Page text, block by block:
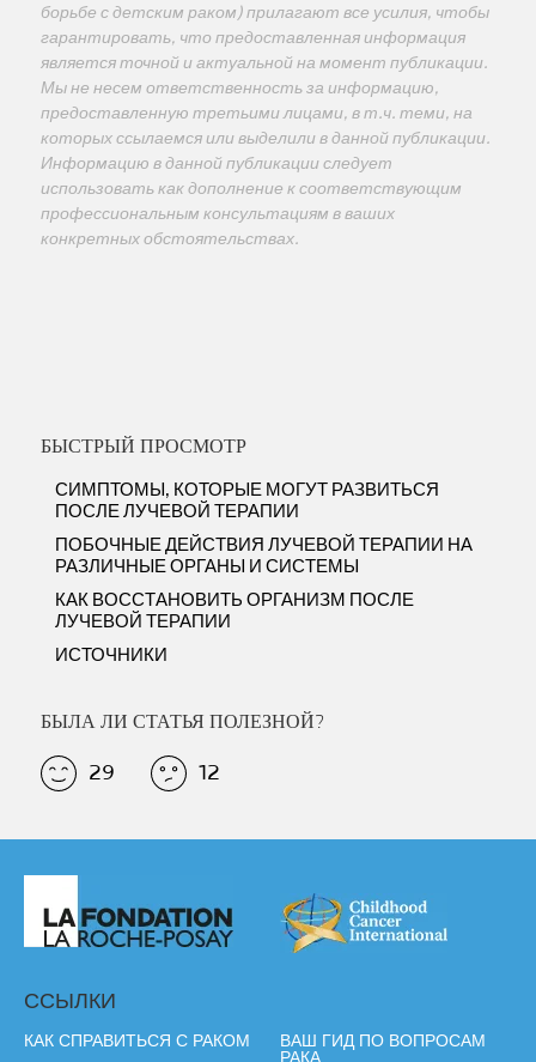
борьбе с детским раком) прилагают все усилия, чтобы
гарантировать, что предоставленная информация
является точной и актуальной на момент публикации.
Мы не несем ответственность за информацию,
предоставленную третьими лицами, в т.ч. теми, на
которых ссылаемся или выделили в данной публикации.
Информацию в данной публикации следует
использовать как дополнение к соответствующим
профессиональным консультациям в ваших
конкретных обстоятельствах.
БЫСТРЫЙ ПРОСМОТР
СИМПТОМЫ, КОТОРЫЕ МОГУТ РАЗВИТЬСЯ
ПОСЛЕ ЛУЧЕВОЙ ТЕРАПИИ
ПОБОЧНЫЕ ДЕЙСТВИЯ ЛУЧЕВОЙ ТЕРАПИИ НА
РАЗЛИЧНЫЕ ОРГАНЫ И СИСТЕМЫ
КАК ВОССТАНОВИТЬ ОРГАНИЗМ ПОСЛЕ
ЛУЧЕВОЙ ТЕРАПИИ
ИСТОЧНИКИ
БЫЛА ЛИ СТАТЬЯ ПОЛЕЗНОЙ?
29 12
ССЫЛКИ
КАК СПРАВИТЬСЯ С РАКОМ
ВАШ ГИД ПО ВОПРОСАМ
РАКА